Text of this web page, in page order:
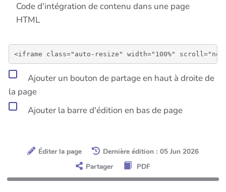
Code d'intégration de contenu dans une page
HTML
Ajouter un bouton de partage en haut à droite de
la page
Ajouter la barre d'édition en bas de page
Éditer la page
Dernière édition : 05 Jun 2026
Partager
PDF